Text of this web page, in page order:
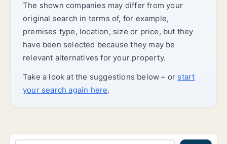
The shown companies may differ from your
original search in terms of, for example,
premises type, location, size or price, but they
have been selected because they may be
relevant alternatives for your property.
Take a look at the suggestions below – or start
your search again here.